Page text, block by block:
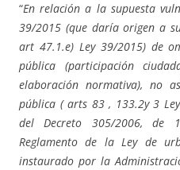
“En relación a la supuesta
39/2015 (que daría origen a
art 47.1.e) Ley 39/2015) de
pública (participación
elaboración normativa), no
pública ( arts 83 , 133.2y 3
del Decreto 305/2006, de
Reglamento de la Ley de
instaurado por la